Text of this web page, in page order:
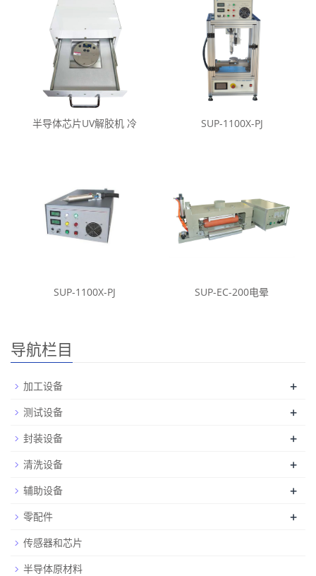
半导体芯片UV解胶机 冷 SUP-1100X-PJ
SUP-1100X-PJ SUP-EC-200电晕
导航栏目
加工设备 +
测试设备 +
封装设备 +
清洗设备 +
辅助设备 +
零配件 +
传感器和芯片
半导体原材料